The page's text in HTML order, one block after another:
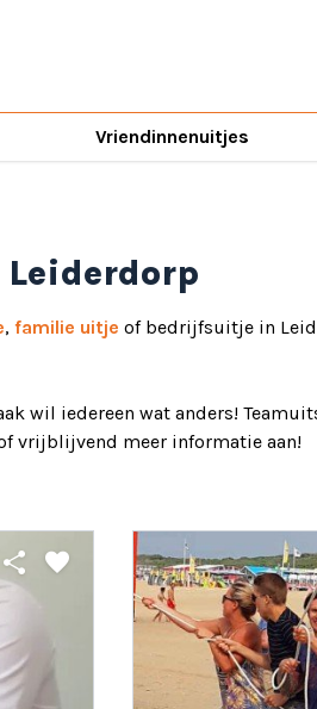
Vriendinnenuitjes
, familie uitje of bedrijfsuitje in
wil iedereen wat anders!
vrijblijvend meer informatie aan!
share favorite